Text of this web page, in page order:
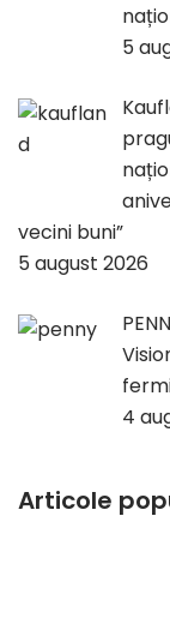
5
vecini buni”
5 august 2026
4
Articole